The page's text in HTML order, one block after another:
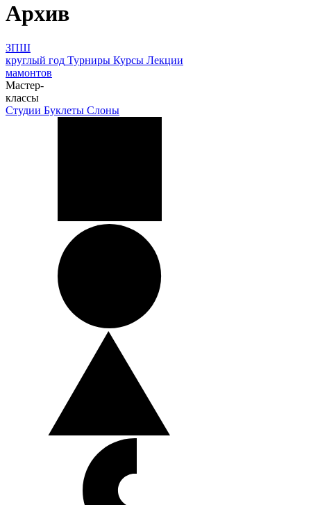
Архив
ЗПШ
круглый год Турниры Курсы Лекции
мамонтов
Мастер-
классы
Студии Буклеты Слоны